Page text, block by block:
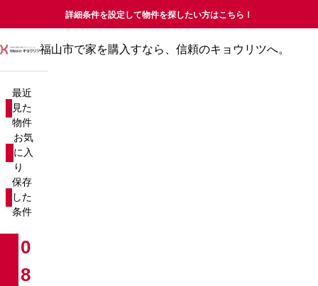
詳細条件を設定して物件を探したい方はこちら！
福山市で家を購入すなら、信頼のキョウリツへ。
最近
見た
物件
お気
に入
り
保存
した
条件
0
8